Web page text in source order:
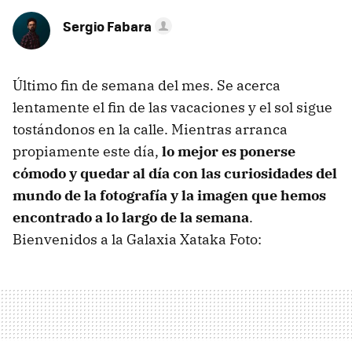
Sergio Fabara
Último fin de semana del mes. Se acerca
lentamente el fin de las vacaciones y el sol sigue
tostándonos en la calle. Mientras arranca
propiamente este día, lo mejor es ponerse
cómodo y quedar al día con las curiosidades del
mundo de la fotografía y la imagen que hemos
encontrado a lo largo de la semana.
Bienvenidos a la Galaxia Xataka Foto: